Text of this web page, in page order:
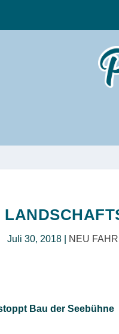
Juli 30, 2018| NEU
Bau der Seebühne